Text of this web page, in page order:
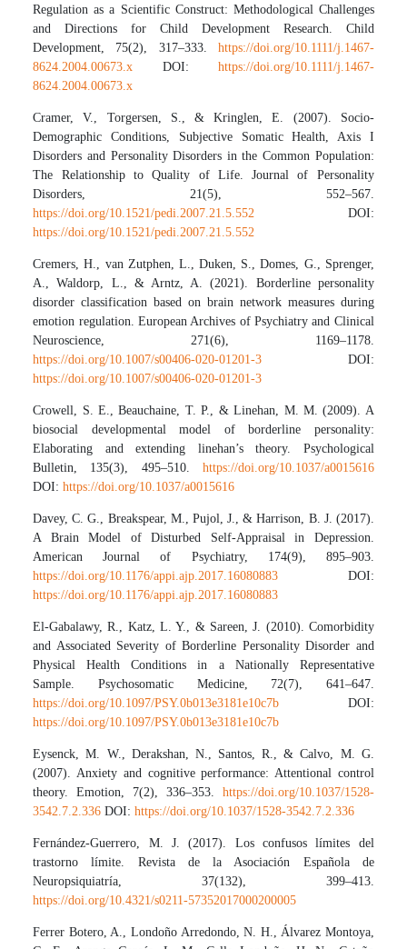
Regulation as a Scientific Construct: Methodological Challenges
and Directions for Child Development Research. Child
Development, 75(2), 317–333. https://doi.org/10.1111/j.1467-
8624.2004.00673.x DOI: https://doi.org/10.1111/j.1467-
8624.2004.00673.x
Cramer, V., Torgersen, S., & Kringlen, E. (2007). Socio-
Demographic Conditions, Subjective Somatic Health, Axis I
Disorders and Personality Disorders in the Common Population:
The Relationship to Quality of Life. Journal of Personality
Disorders, 21(5), 552–567.
https://doi.org/10.1521/pedi.2007.21.5.552 DOI:
https://doi.org/10.1521/pedi.2007.21.5.552
Cremers, H., van Zutphen, L., Duken, S., Domes, G., Sprenger,
A., Waldorp, L., & Arntz, A. (2021). Borderline personality
disorder classification based on brain network measures during
emotion regulation. European Archives of Psychiatry and Clinical
Neuroscience, 271(6), 1169–1178.
https://doi.org/10.1007/s00406-020-01201-3 DOI:
https://doi.org/10.1007/s00406-020-01201-3
Crowell, S. E., Beauchaine, T. P., & Linehan, M. M. (2009). A
biosocial developmental model of borderline personality:
Elaborating and extending linehan’s theory. Psychological
Bulletin, 135(3), 495–510. https://doi.org/10.1037/a0015616
DOI:https://doi.org/10.1037/a0015616
Davey, C. G., Breakspear, M., Pujol, J., & Harrison, B. J. (2017).
A Brain Model of Disturbed Self-Appraisal in Depression.
American Journal of Psychiatry, 174(9), 895–903.
https://doi.org/10.1176/appi.ajp.2017.16080883 DOI:
https://doi.org/10.1176/appi.ajp.2017.16080883
El-Gabalawy, R., Katz, L. Y., & Sareen, J. (2010). Comorbidity
and Associated Severity of Borderline Personality Disorder and
Physical Health Conditions in a Nationally Representative
Sample. Psychosomatic Medicine, 72(7), 641–647.
https://doi.org/10.1097/PSY.0b013e3181e10c7b DOI:
https://doi.org/10.1097/PSY.0b013e3181e10c7b
Eysenck, M. W., Derakshan, N., Santos, R., & Calvo, M. G.
(2007). Anxiety and cognitive performance: Attentional control
theory. Emotion, 7(2), 336–353. https://doi.org/10.1037/1528-
3542.7.2.336 DOI:https://doi.org/10.1037/1528-3542.7.2.336
Fernández-Guerrero, M. J. (2017). Los confusos límites del
trastorno límite. Revista de la Asociación Española de
Neuropsiquiatría, 37(132), 399–413.
https://doi.org/10.4321/s0211-57352017000200005
Ferrer Botero, A., Londoño Arredondo, N. H., Álvarez Montoya,